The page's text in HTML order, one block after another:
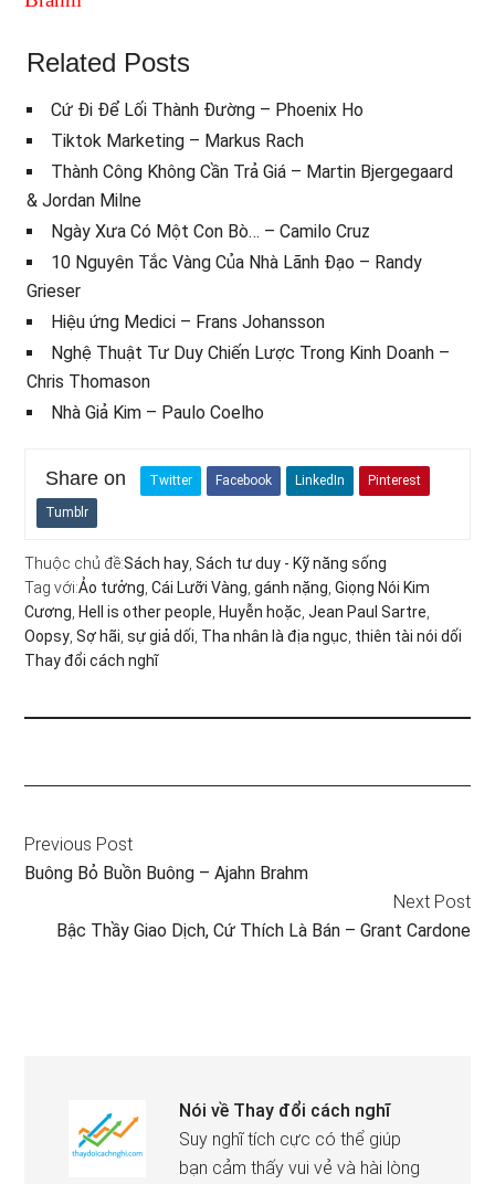
Related Posts
Cứ Đi Để Lối Thành Đường – Phoenix Ho
Tiktok Marketing – Markus Rach
Thành Công Không Cần Trả Giá – Martin Bjergegaard
& Jordan Milne
Ngày Xưa Có Một Con Bò… – Camilo Cruz
10 Nguyên Tắc Vàng Của Nhà Lãnh Đạo – Randy
Grieser
Hiệu ứng Medici – Frans Johansson
Nghệ Thuật Tư Duy Chiến Lược Trong Kinh Doanh –
Chris Thomason
Nhà Giả Kim – Paulo Coelho
Share on Twitter Facebook LinkedIn Pinterest
Tumblr
Thuộc chủ đề:Sách hay ,Sách tư duy - Kỹ năng sống
Tag với:Ảo tưởng ,Cái Lưỡi Vàng ,gánh nặng ,Giọng Nói Kim
Cương Hell is other people Huyễn hoặc ,Jean Paul Sartre
Oopsy ,Sợ hãi ,sự giả dối Tha nhân là địa ngục thiên tài nói dối
Thay đổi cách nghĩ
Previous Post
Buông Bỏ Buồn Buông – Ajahn Brahm
Next Post
Bậc Thầy Giao Dịch, Cứ Thích Là Bán – Grant Cardone
Nói về Thay đổi cách nghĩ
Suy nghĩ tích cực có thể giúp
bạn cảm thấy vui vẻ và hài lòng